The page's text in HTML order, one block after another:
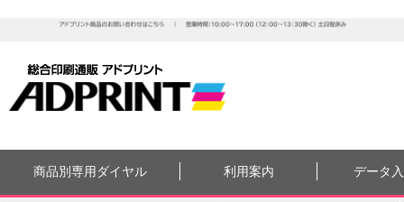
商品別専用ダイヤル 利用案内 データ